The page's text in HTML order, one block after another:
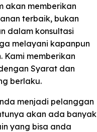
akan memberikan
terbaik, bukan
dalam konsultasi
melayani kapanpun
Kami memberikan
Syarat dan
berlaku.
menjadi pelanggan
akan ada banyak
yang bisa anda